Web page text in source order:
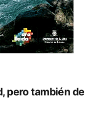
pero también de